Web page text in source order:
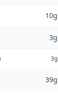
10g
3g
3g
39g